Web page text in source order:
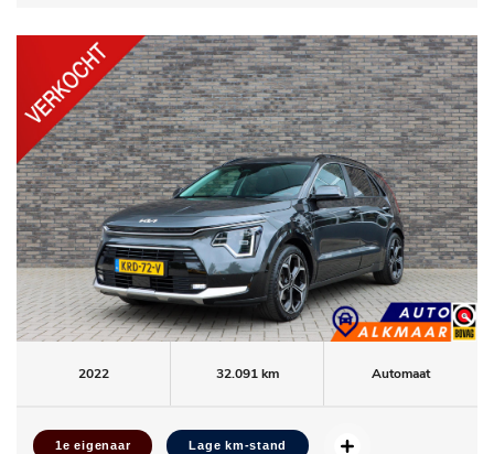
2022 32.091 km Automaat
1e eigenaar Lage km-stand